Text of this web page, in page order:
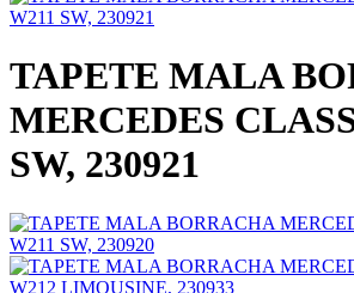
TAPETE MALA
MERCEDES
SW, 230921